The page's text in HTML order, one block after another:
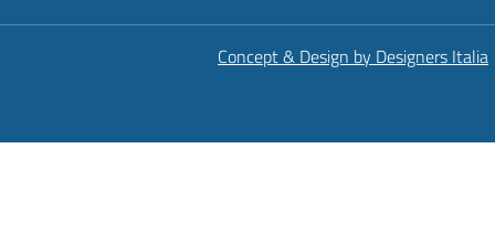
Concept & Design by Designers Italia